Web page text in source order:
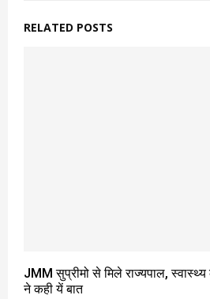
RELATED POSTS
JMM सुप्रीमो से मिले राज्यपाल,
ने कही यें बात